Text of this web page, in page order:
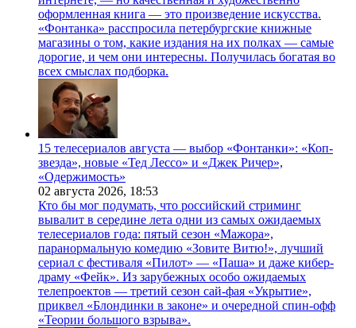
оформленная книга — это произведение искусства.
«Фонтанка» расспросила петербургские книжные
магазины о том, какие издания на их полках — самые
дорогие, и чем они интересны. Получилась богатая во
всех смыслах подборка.
15 телесериалов августа — выбор «Фонтанки»: «Коп-
звезда», новые «Тед Лессо» и «Джек Ричер»,
«Одержимость»
02 августа 2026, 18:53
Кто бы мог подумать, что российский стриминг
вывалит в середине лета одни из самых ожидаемых
телесериалов года: пятый сезон «Мажора»,
паранормальную комедию «Зовите Витю!», лучший
сериал с фестиваля «Пилот» — «Паша» и даже кибер-
драму «Фейк». Из зарубежных особо ожидаемых
телепроектов — третий сезон сай-фая «Укрытие»,
приквел «Блондинки в законе» и очередной спин-офф
«Теории большого взрыва».